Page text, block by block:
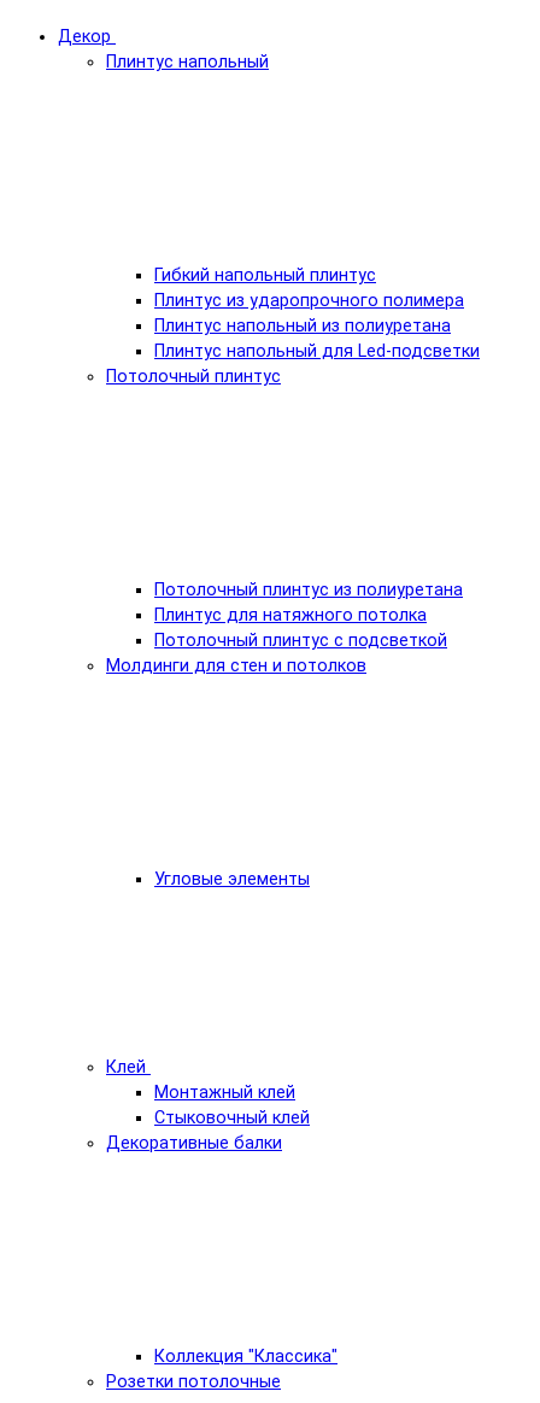
Декор
Плинтус напольный
Гибкий напольный плинтус
Плинтус из ударопрочного полимера
Плинтус напольный из полиуретана
Плинтус напольный для Led-подсветки
Потолочный плинтус
Потолочный плинтус из полиуретана
Плинтус для натяжного потолка
Потолочный плинтус с подсветкой
Молдинги для стен и потолков
Угловые элементы
Клей
Монтажный клей
Стыковочный клей
Декоративные балки
Коллекция "Классика"
Розетки потолочные